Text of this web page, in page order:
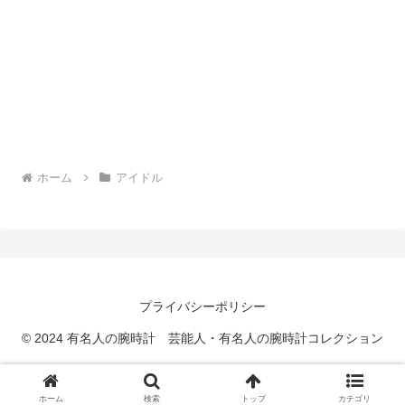
ホーム アイドル
プライバシーポリシー
© 2024 有名人の腕時計 芸能人・有名人の腕時計コレクション
ホーム 検索 トップ カテゴリ